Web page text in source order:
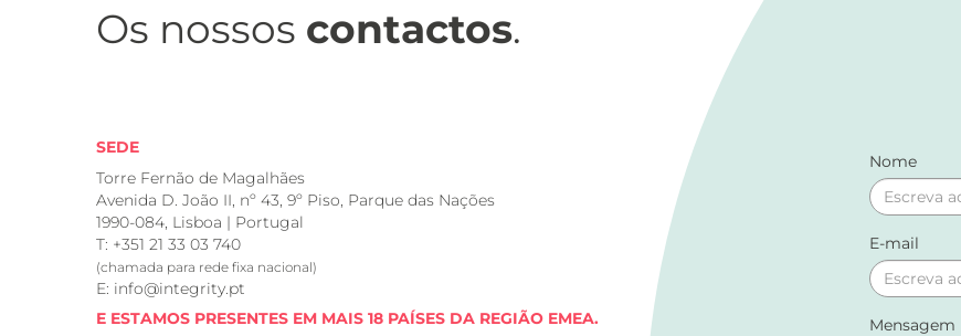
Os nossos contactos.
SEDE
Torre Fernão de Magalhães
Avenida D. João II, nº 43, 9º Piso, Parque das Nações
1990-084, Lisboa | Portugal
T: +351 21 33 03 740
(chamada para rede fixa nacional)
E: info@integrity.pt
E ESTAMOS PRESENTES EM MAIS 18 PAÍSES DA REGIÃO EMEA.
Nome
E-mail
Mensagem